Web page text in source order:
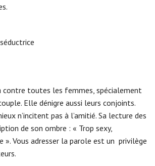
contre toutes les femmes, spécialement
Elle dénigre aussi leurs conjoints.
n’incitent pas à l’amitié. Sa lecture des
de son ombre : « Trop sexy,
». Vous adresser la parole est un privilège